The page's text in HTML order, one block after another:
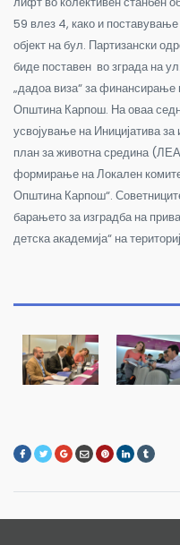
59 влез 4, како и
објект на бул. Партизански
биде поставен во зграда на
„дадоа виза“ за финансирање
Општина Карпош. На оваа
усвојување на Иницијатива
план за животна средина
формирање на Локален
Општина Карпош“.
барањето за изградба на
детска академија“ на